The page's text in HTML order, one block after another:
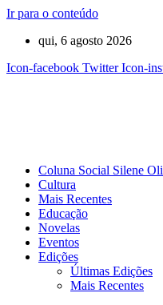
Ir para o conteúdo
qui, 6 agosto 2026
Icon-facebook Twitter Icon-
Coluna Social Silene
Cultura
Mais Recentes
Educação
Novelas
Eventos
Edições
Últimas Edições
Mais Recentes